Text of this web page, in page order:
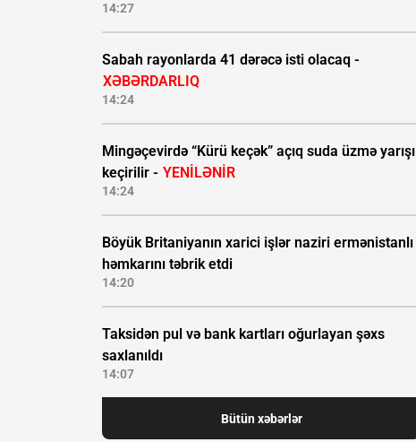
14:27
Sabah rayonlarda 41 dərəcə isti olacaq -
XƏBƏRDARLIQ
14:24
Mingəçevirdə “Kürü keçək” açıq suda üzmə yarışı
keçirilir - YENİLƏNİR
14:24
Böyük Britaniyanın xarici işlər naziri ermənistanlı
həmkarını təbrik etdi
14:20
Taksidən pul və bank kartları oğurlayan şəxs
saxlanıldı
14:07
Bütün xəbərlər